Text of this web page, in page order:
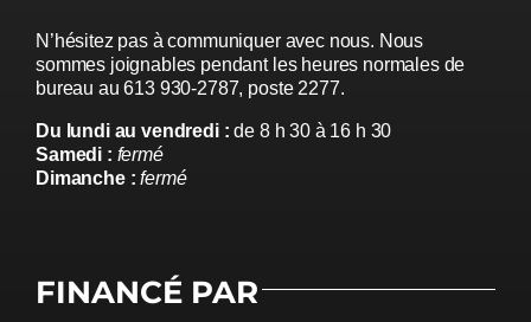
N’hésitez pas à communiquer avec nous. Nous
sommes joignables pendant les heures normales de
bureau au 613 930-2787, poste 2277.
Du lundi au vendredi :de 8 h 30 à 16 h 30
Samedi : fermé
Dimanche : fermé
FINANCÉ PAR